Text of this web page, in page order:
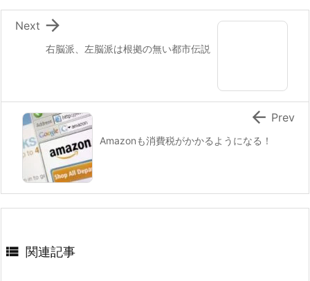
右脳派、左脳派は根拠の無い都市伝説

Next
Amazonも消費税がかかるようになる！
 Prev
 関連記事